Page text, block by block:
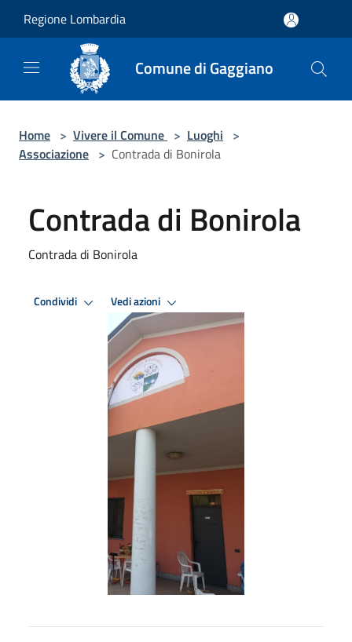
Regione Lombardia
Comune di Gaggiano
Home > Vivere il Comune > Luoghi >
Associazione > Contrada di Bonirola
Contrada di Bonirola
Contrada di Bonirola
Condividi Vedi azioni